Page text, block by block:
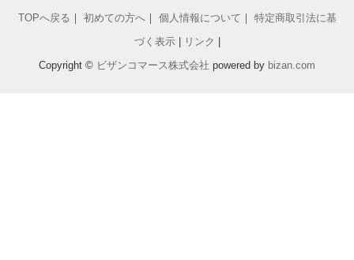
TOPへ戻る ｜ 初めての方へ｜ 個人情報について ｜ 特定商取引法に基
づく表示| リンク
Copyright © ビザンコマース株式会社 powered by bizan.com